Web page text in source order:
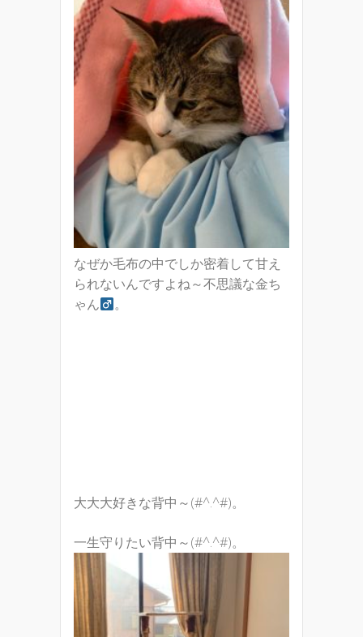
なぜか毛布の中でしか密着して甘え
られないんですよね～不思議な金ち
ゃん
。
大大大好きな背中～(#^.^#)。
一生守りたい背中～(#^.^#)。